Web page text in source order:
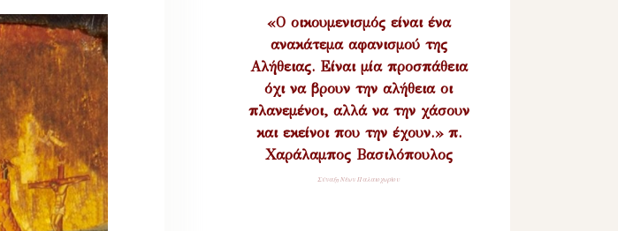
«Ο οικουμενισμός είναι ένα
ανακάτεμα αφανισμού της
Αλήθειας. Είναι μία προσπάθεια
όχι να βρουν την αλήθεια οι
πλανεμένοι, αλλά να την χάσουν
και εκείνοι που την έχουν.» π.
Χαράλαμπος Βασιλόπουλος
Σύναξη Νέων Παλαιοχωρίου